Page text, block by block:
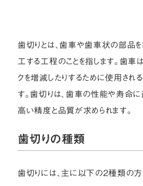
歯切りとは、歯車や歯車状の部品
工する工程のことを指します。歯車
クを増減したりするために使用さ
す。歯切りは、歯車の性能や寿命
高い精度と品質が求められます。
歯切りの種類
歯切りには、主に以下の2種類の方